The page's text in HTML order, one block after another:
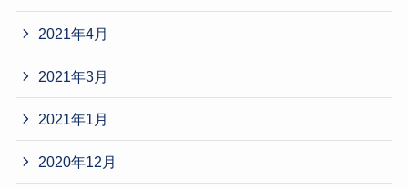
2021年4月
2021年3月
2021年1月
2020年12月